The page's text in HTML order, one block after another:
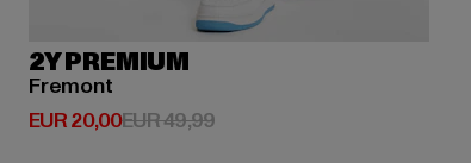
2Y PREMIUM
Fremont
EUR 20,00
Huidige prijs: EUR 20,00
EUR 49,99Actieprijs: EUR 49,99